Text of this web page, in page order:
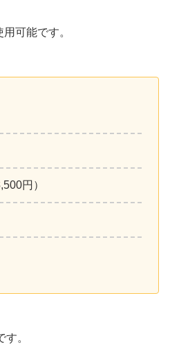
可能です。
円）
。